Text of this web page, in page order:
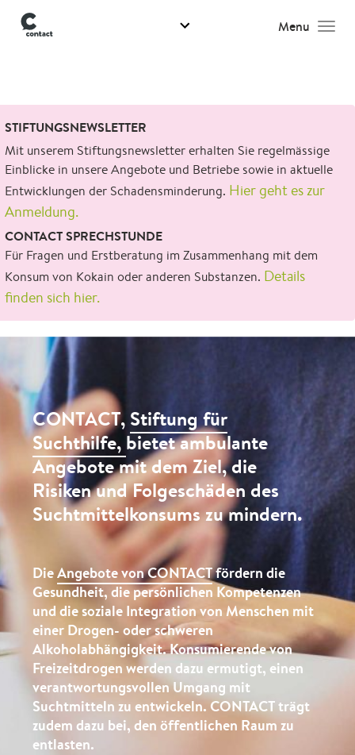
Menu
nach:
STIFTUNGSNEWSLETTER
Mit unserem Stiftungsnewsletter erhalten Sie regelmässige
Einblicke in unsere Angebote und Betriebe sowie in aktuelle
Entwicklungen der Schadensminderung. Hier geht es zur
Anmeldung.
CONTACT SPRECHSTUNDE
Für Fragen und Erstberatung im Zusammenhang mit dem
Konsum von Kokain oder anderen Substanzen. Details
finden sich hier.
CONTACT, Stiftung für
Suchthilfe, bietet ambulante
Angebote mit dem Ziel, die
Risiken und Folgeschäden des
Suchtmittelkonsums zu mindern.
DieAngebote von CONTACTfördern die
Gesundheit, die persönlichen Kompetenzen
und die soziale Integration von Menschen mit
einer Drogen- oder schweren
Alkoholabhängigkeit. Konsumierende von
Freizeitdrogen werden dazu ermutigt, einen
verantwortungsvollen Umgang mit
Suchtmitteln zu entwickeln. CONTACT trägt
zudem dazu bei, den öffentlichen Raum zu
entlasten.